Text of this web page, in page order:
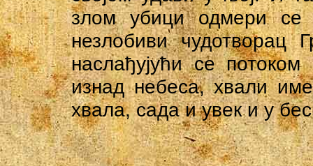
злом убици одмери
незлобиви чудотворац
наслађујући се
изнад небеса, хвали
хвала, сада и увек и у